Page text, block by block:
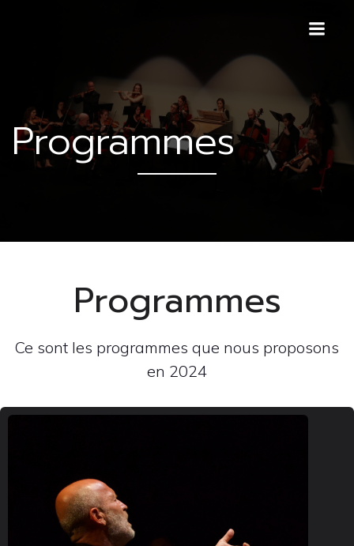
Programmes
Programmes
Ce sont les programmes que nous proposons
en 2024